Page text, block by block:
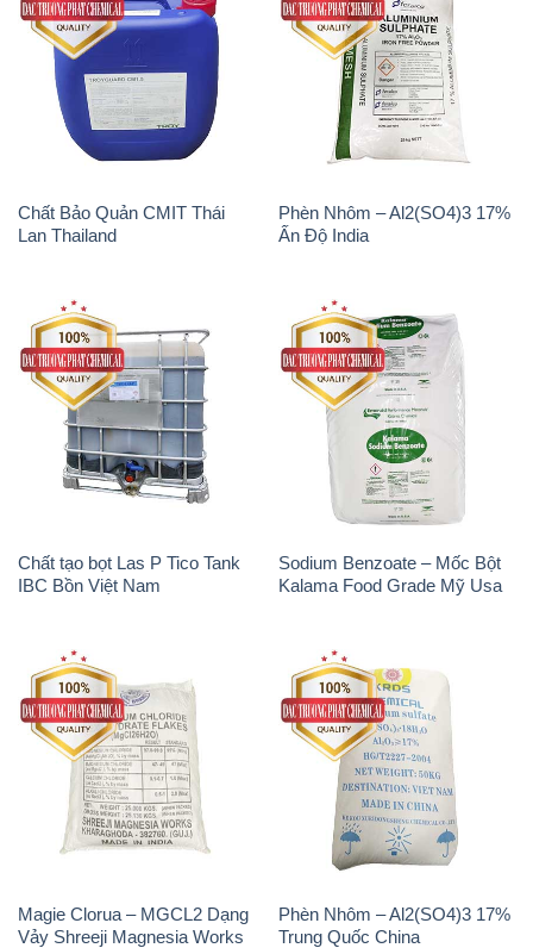
Chất Bảo Quản CMIT Thái
Lan Thailand
Phèn Nhôm – Al2(SO4)3 17%
Ấn Độ India
Chất tạo bọt Las P Tico Tank
IBC Bồn Việt Nam
Sodium Benzoate – Mốc Bột
Kalama Food Grade Mỹ Usa
Magie Clorua – MGCL2 Dạng
Vảy Shreeji Magnesia Works
Phèn Nhôm – Al2(SO4)3 17%
Trung Quốc China